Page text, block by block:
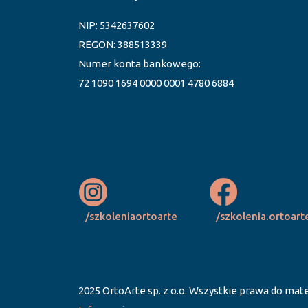
NIP: 5342637602
REGON: 388513339
Numer konta bankowego:
72 1090 1694 0000 0001 4780 6884
/szkoleniaortoarte /
2025 OrtoArte sp. z o.o. Wszystkie prawa do